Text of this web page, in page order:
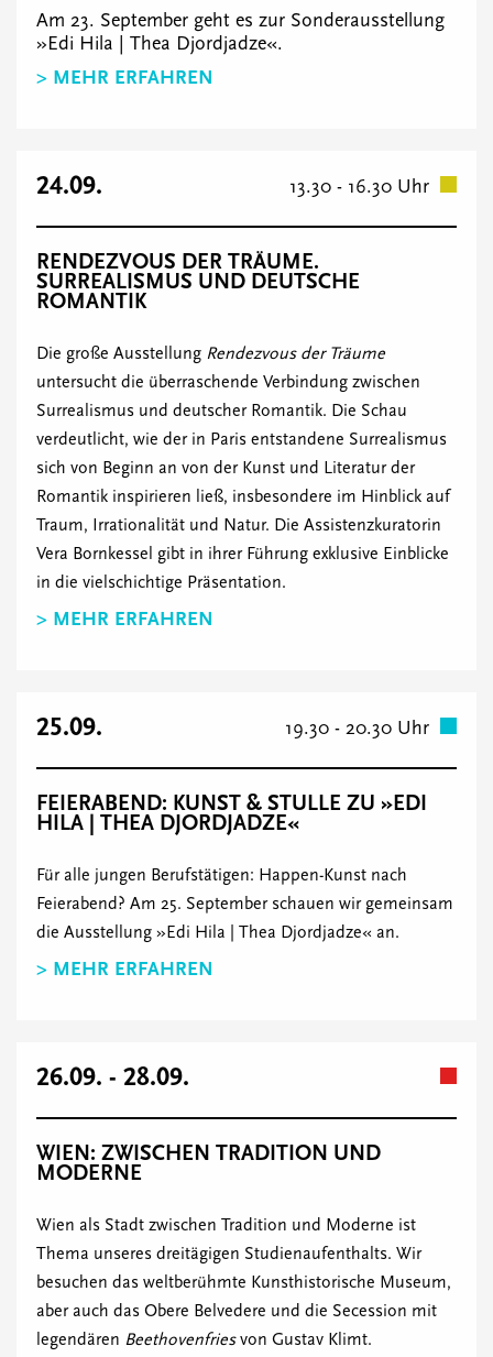
Am 23. September geht es zur Sonderausstellung
»Edi Hila | Thea Djordjadze«.
> MEHR ERFAHREN
24.09. 13.30 - 16.30 Uhr
RENDEZVOUS DER TRÄUME.
SURREALISMUS UND DEUTSCHE
ROMANTIK
Die große Ausstellung Rendezvous der Träume
untersucht die überraschende Verbindung zwischen
Surrealismus und deutscher Romantik. Die Schau
verdeutlicht, wie der in Paris entstandene Surrealismus
sich von Beginn an von der Kunst und Literatur der
Romantik inspirieren ließ, insbesondere im Hinblick auf
Traum, Irrationalität und Natur. Die Assistenzkuratorin
Vera Bornkessel gibt in ihrer Führung exklusive Einblicke
in die vielschichtige Präsentation.
> MEHR ERFAHREN
25.09. 19.30 - 20.30 Uhr
FEIERABEND: KUNST & STULLE ZU »EDI
HILA | THEA DJORDJADZE«
Für alle jungen Berufstätigen: Happen-Kunst nach
Feierabend? Am 25. September schauen wir gemeinsam
die Ausstellung »Edi Hila | Thea Djordjadze« an.
> MEHR ERFAHREN
26.09. - 28.09.
WIEN: ZWISCHEN TRADITION UND
MODERNE
Wien als Stadt zwischen Tradition und Moderne ist
Thema unseres dreitägigen Studienaufenthalts. Wir
besuchen das weltberühmte Kunsthistorische Museum,
aber auch das Obere Belvedere und die Secession mit
legendären Beethovenfriesvon Gustav Klimt.